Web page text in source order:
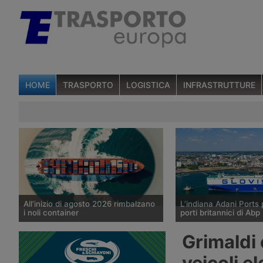
HOME TRASPORTO LOGISTICA INFRASTRUTTURE
All’inizio di agosto 2026 rimbalzano
i noli container
I noli spot del trasporto marittimo di
container diffusi il 6 agosto 2026 da
Drewry mostrano un aumento medio
L’indiana Adani Ports
porti britannici di Abp
valutando
Grimaldi